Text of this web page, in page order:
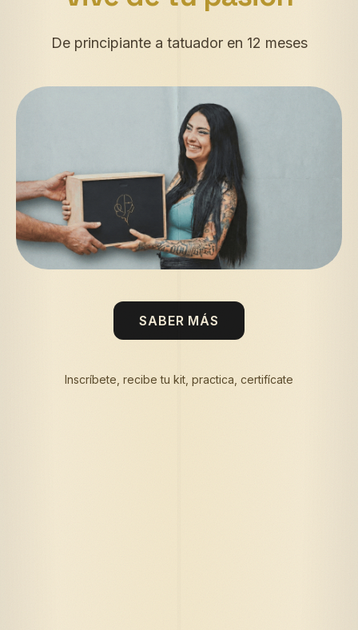
De principiante a tatuador en 12 meses
SABER MÁS
Inscríbete, recibe tu kit, practica, certifícate